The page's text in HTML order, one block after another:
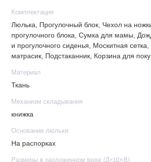
Сумка для мамы
Комплектация
Люлька, Прогулочный блок, Чехол на
прогулочного блока, Сумка для мамы,
и прогулочного сиденья, Москитная
матрасик, Подстаканник, Корзина для
Материал
Ткань
Механизм складывания
книжка
Основание люльки
На распорках
Размеры в разложенном виде (Д×Ш×В)